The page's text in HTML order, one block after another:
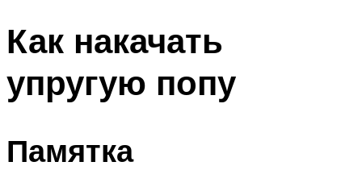
ВЕЛОСИПЕД
ПОХУДЕНИЕ
МЕНЮ
Как накачать
упругую попу
Памятка